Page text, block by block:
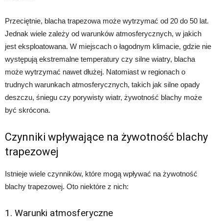
Przeciętnie, blacha trapezowa może wytrzymać od 20 do 50 lat.
Jednak wiele zależy od warunków atmosferycznych, w jakich
jest eksploatowana. W miejscach o łagodnym klimacie, gdzie nie
występują ekstremalne temperatury czy silne wiatry, blacha
może wytrzymać nawet dłużej. Natomiast w regionach o
trudnych warunkach atmosferycznych, takich jak silne opady
deszczu, śniegu czy porywisty wiatr, żywotność blachy może
być skrócona.
Czynniki wpływające na żywotność blachy
trapezowej
Istnieje wiele czynników, które mogą wpływać na żywotność
blachy trapezowej. Oto niektóre z nich:
1. Warunki atmosferyczne